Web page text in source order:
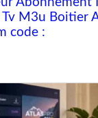
Tv M3u Boitier
code :